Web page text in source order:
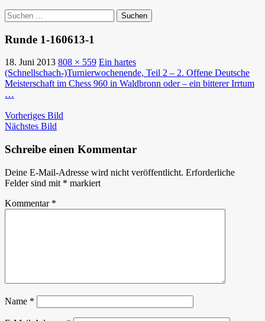
Suchen
nach:
Runde 1-160613-1
18. Juni 2013 808 × 559 Ein hartes
(Schnellschach-)Turnierwochenende, Teil 2 – 2. Offene Deutsche
Meisterschaft im Chess 960 in Waldbronn oder – ein bitterer Irrtum
…
Vorheriges Bild
Nächstes Bild
Schreibe einen Kommentar
Deine E-Mail-Adresse wird nicht veröffentlicht. Erforderliche
Felder sind mit * markiert
Kommentar *
Name *